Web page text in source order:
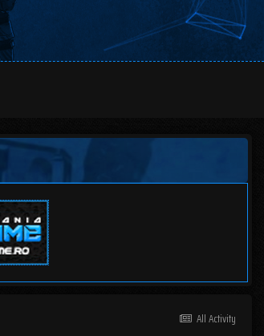
All Activity